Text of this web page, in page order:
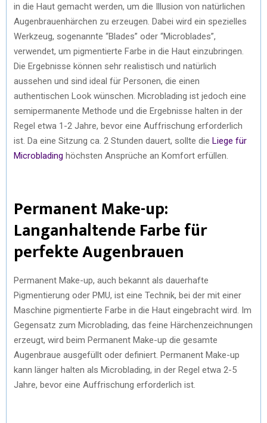
in die Haut gemacht werden, um die Illusion von natürlichen
Augenbrauenhärchen zu erzeugen. Dabei wird ein spezielles
Werkzeug, sogenannte “Blades” oder “Microblades”,
verwendet, um pigmentierte Farbe in die Haut einzubringen.
Die Ergebnisse können sehr realistisch und natürlich
aussehen und sind ideal für Personen, die einen
authentischen Look wünschen. Microblading ist jedoch eine
semipermanente Methode und die Ergebnisse halten in der
Regel etwa 1-2 Jahre, bevor eine Auffrischung erforderlich
ist. Da eine Sitzung ca. 2 Stunden dauert, sollte die Liege für
Microblading höchsten Ansprüche an Komfort erfüllen.
Permanent Make-up:
Langanhaltende Farbe für
perfekte Augenbrauen
Permanent Make-up, auch bekannt als dauerhafte
Pigmentierung oder PMU, ist eine Technik, bei der mit einer
Maschine pigmentierte Farbe in die Haut eingebracht wird. Im
Gegensatz zum Microblading, das feine Härchenzeichnungen
erzeugt, wird beim Permanent Make-up die gesamte
Augenbraue ausgefüllt oder definiert. Permanent Make-up
kann länger halten als Microblading, in der Regel etwa 2-5
Jahre, bevor eine Auffrischung erforderlich ist.